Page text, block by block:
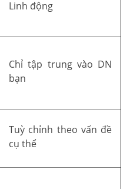
Linh động
Chỉ tập trung vào DN
bạn
Tuỳ chỉnh theo vấn đề
cụ thể